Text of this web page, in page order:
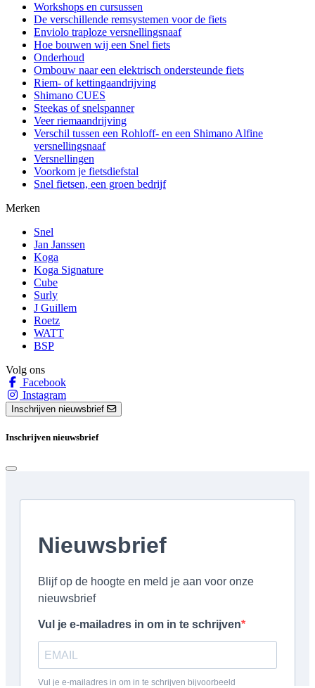
Workshops en cursussen
De verschillende remsystemen voor de fiets
Enviolo traploze versnellingsnaaf
Hoe bouwen wij een Snel fiets
Onderhoud
Ombouw naar een elektrisch ondersteunde fiets
Riem- of kettingaandrijving
Shimano CUES
Steekas of snelspanner
Veer riemaandrijving
Verschil tussen een Rohloff- en een Shimano Alfine
versnellingsnaaf
Versnellingen
Voorkom je fietsdiefstal
Snel fietsen, een groen bedrijf
Merken
Snel
Jan Janssen
Koga
Koga Signature
Cube
Surly
J Guillem
Roetz
WATT
BSP
Volg ons
Facebook
Instagram
Inschrijven nieuwsbrief
Inschrijven nieuwsbrief